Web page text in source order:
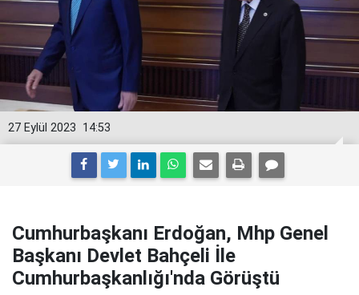
14:53
27 Eylül 2023
Cumhurbaşkanı Erdoğan, Mhp Genel
Başkanı Devlet Bahçeli İle
Cumhurbaşkanlığı'nda Görüştü